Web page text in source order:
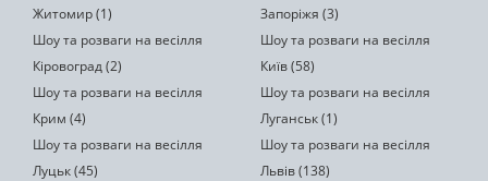
Житомир (1)
Запоріжя (3)
Шоу та розваги на весілля
Кіровоград (2)
Шоу та розваги на весілля
Київ (58)
Шоу та розваги на весілля
Крим (4)
Шоу та розваги на весілля
Луганськ (1)
Шоу та розваги на весілля
Луцьк (45)
Шоу та розваги на весілля
Львів (138)